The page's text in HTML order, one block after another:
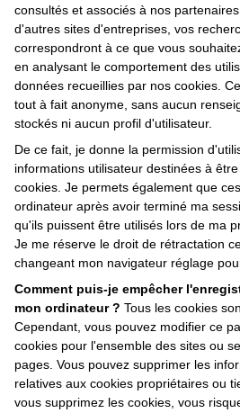
consultés et associés à nos
d'autres sites d'entreprises, vos
correspondront à ce que vous
en analysant le comportement des
données recueillies par nos cookies.
tout à fait anonyme, sans aucun
stockés ni aucun profil d'utilisateur.
De ce fait, je donne la permission
informations utilisateur destinées à
cookies. Je permets également que
ordinateur après avoir terminé ma
qu'ils puissent être utilisés lors de ma
Je me réserve le droit de rétractation
changeant mon navigateur réglage
Comment puis-je empêcher
mon ordinateur ? Tous les cookies
Cependant, vous pouvez modifier ce
cookies pour l'ensemble des sites ou
pages. Vous pouvez supprimer les
relatives aux cookies propriétaires ou
vous supprimez les cookies, vous